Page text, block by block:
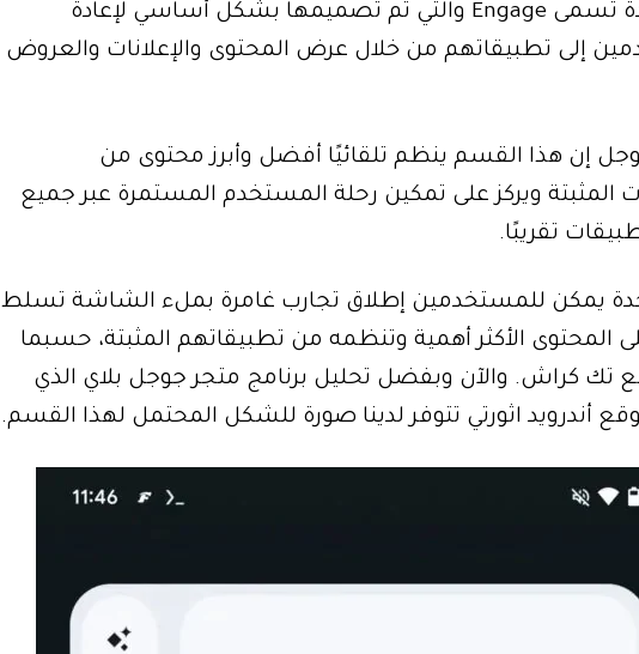
SDK جديدة تسمى Engage والتي تم تصميمها بشكل أساسي لإعادة
إلى تطبيقاتهم من خلال عرض المحتوى والإعلانات والعروض
إن هذا القسم ينظم تلقائيًا أفضل وأبرز محتوى من
المثبتة ويركز على تمكين رحلة المستخدم المستمرة عبر جميع
تقريبًا.
يمكن للمستخدمين إطلاق تجارب غامرة بملء الشاشة تسلط
المحتوى الأكثر أهمية وتنظمه من تطبيقاتهم المثبتة، حسبما
تك كراش. والآن وبفضل تحليل برنامج متجر جوجل بلاي الذي
أندرويد اثورتي تتوفر لدينا صورة للشكل المحتمل لهذا القسم.